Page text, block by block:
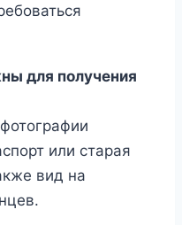
для получения
или старая
вид на